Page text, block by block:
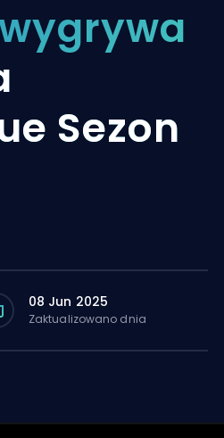
wygrywa
Sezon
08 Jun 2025
Zaktualizowano dnia